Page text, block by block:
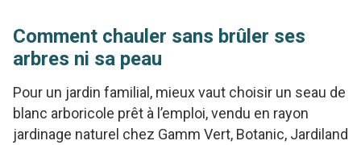
Comment chauler sans brûler ses
arbres ni sa peau
Pour un jardin familial, mieux vaut choisir un seau de
blanc arboricole prêt à l’emploi, vendu en rayon
jardinage naturel chez Gamm Vert, Botanic, Jardiland